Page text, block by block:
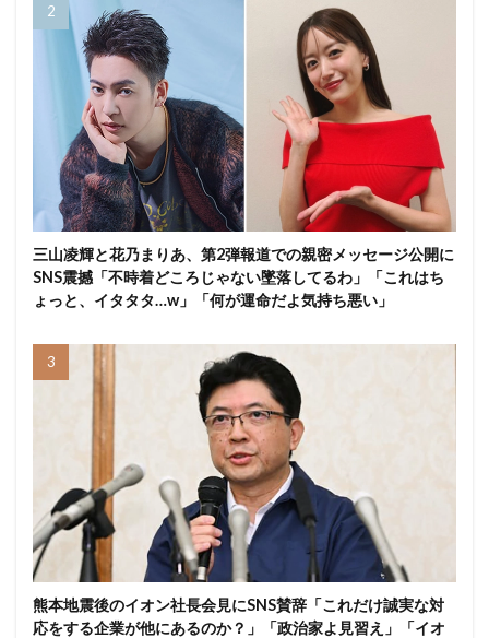
三山凌輝と花乃まりあ、第2弾報道での親密メッセージ公開に
SNS震撼「不時着どころじゃない墜落してるわ」「これはち
ょっと、イタタタ…w」「何が運命だよ気持ち悪い」
熊本地震後のイオン社長会見にSNS賛辞「これだけ誠実な対
応をする企業が他にあるのか？」「政治家よ見習え」「イオ